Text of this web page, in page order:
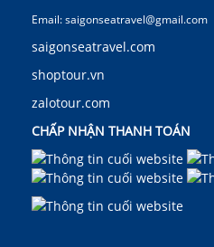
Email: saigonseatravel@gmail.com
saigonseatravel.com
shoptour.vn
zalotour.com
CHẤP NHẬN THANH TOÁN